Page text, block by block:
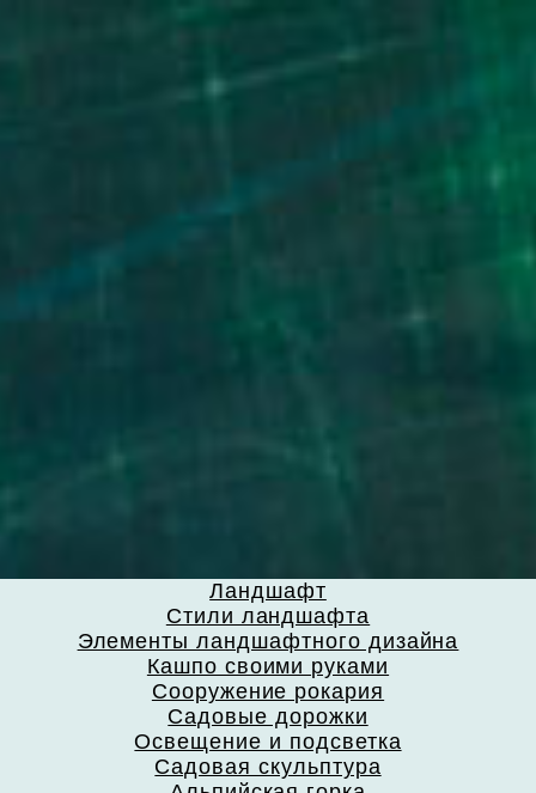
Ландшафт
Стили ландшафта
Элементы ландшафтного дизайна
Кашпо своими руками
Сооружение рокария
Садовые дорожки
Освещение и подсветка
Садовая скульптура